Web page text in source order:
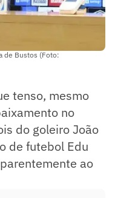
de Bustos (Foto:
tenso, mesmo
no
do goleiro João
de futebol Edu
ao